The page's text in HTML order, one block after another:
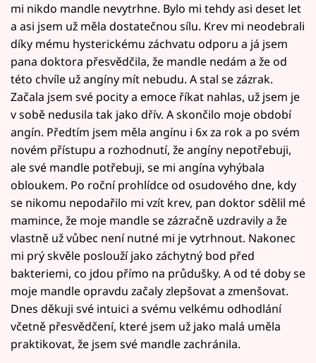
mi nikdo mandle nevytrhne. Bylo mi tehdy asi deset let
a asi jsem už měla dostatečnou sílu. Krev mi neodebrali
díky mému hysterickému záchvatu odporu a já jsem
pana doktora přesvědčila, že mandle nedám a že od
této chvíle už angíny mít nebudu. A stal se zázrak.
Začala jsem své pocity a emoce říkat nahlas, už jsem je
v sobě nedusila tak jako dřív. A skončilo moje období
angín. Předtím jsem měla angínu i 6x za rok a po svém
novém přístupu a rozhodnutí, že angíny nepotřebuji,
ale své mandle potřebuji, se mi angína vyhýbala
obloukem. Po roční prohlídce od osudového dne, kdy
se nikomu nepodařilo mi vzít krev, pan doktor sdělil mé
mamince, že moje mandle se zázračně uzdravily a že
vlastně už vůbec není nutné mi je vytrhnout. Nakonec
mi prý skvěle poslouží jako záchytný bod před
bakteriemi, co jdou přímo na průdušky. A od té doby se
moje mandle opravdu začaly zlepšovat a zmenšovat.
Dnes děkuji své intuici a svému velkému odhodlání
včetně přesvědčení, které jsem už jako malá uměla
praktikovat, že jsem své mandle zachránila.